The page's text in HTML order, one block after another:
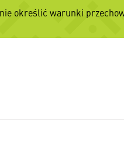
określić warunki